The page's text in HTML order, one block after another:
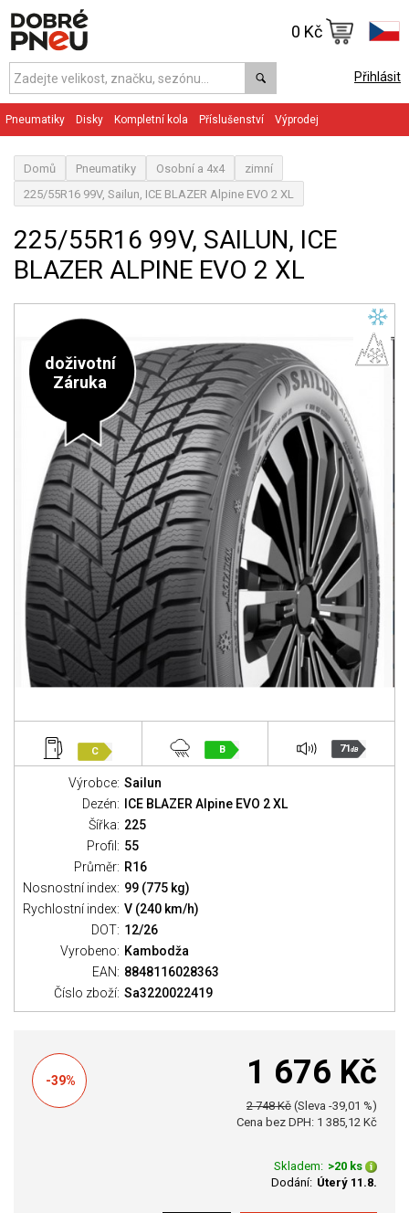
Přihlásit
0 Kč
Pneumatiky Disky Kompletní kola Příslušenství Výprodej
Domů Pneumatiky Osobní a 4x4
zimní
225/55R16 99V, Sailun, ICE BLAZER Alpine EVO 2 XL
225/55R16 99V, SAILUN, ICE
BLAZER ALPINE EVO 2 XL
doživotní
Záruka
C B 71dB
Výrobce: Sailun
Dezén:
ICE BLAZER Alpine EVO 2 XL
Šířka: 225
Profil: 55
Průměr: R16
Nosnostní index: 99 (775 kg)
Rychlostní index: V (240 km/h)
DOT: 12/26
Vyrobeno: Kambodža
EAN: 8848116028363
Číslo zboží: Sa3220022419
-39% 1 676 Kč
2 748 Kč (Sleva -39,01 %)
Cena bez DPH: 1 385,12 Kč
Skladem: >20 ks
Dodání: Úterý 11.8.